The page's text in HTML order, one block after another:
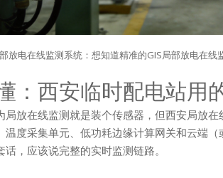
放电在线监测系统：想知道精准的GIS局部放电在
：西安临时配电站用
局放在线监测就是装个传感器，但西安局放
温度采集单元、低功耗边缘计算网关和云端
话，应该说完整的实时监测链路。